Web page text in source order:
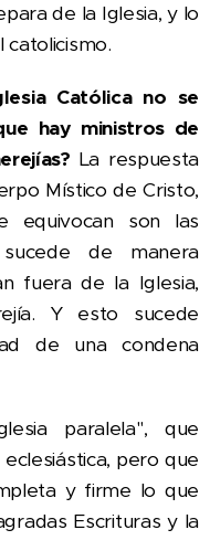
de la Iglesia, y lo
Católica no se
hay ministros de
La respuesta
Místico de Cristo,
equivocan son las
de manera
fuera de la Iglesia,
Y esto sucede
de una condena
paralela", que
pero que
y firme lo que
Escrituras y la